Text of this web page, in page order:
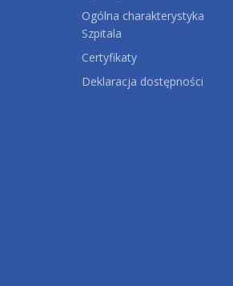
Ogólna charakterystyka
Szpitala
Certyfikaty
Deklaracja dostępności